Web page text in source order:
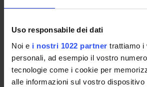
Uso responsabile dei dati
Noi e i nostri 1022 partner trattiamo i
personali, ad esempio il vostro
tecnologie come i cookie per
alle informazioni sul vostro dispositivo
ORGANIZZAZIONE
GOVERNANCE
COMMISSIONI
UFFICI E STRUTTURE DI SERVIZIO